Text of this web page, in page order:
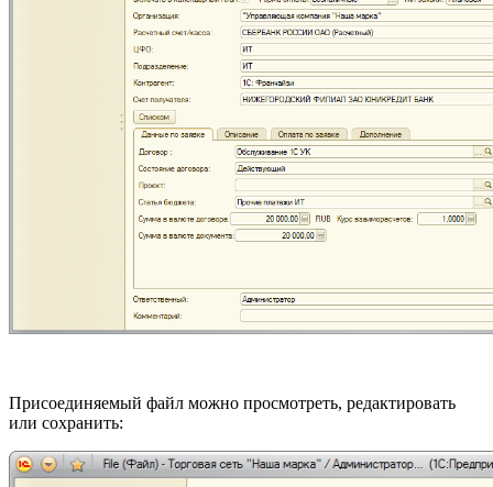
Присоединяемый файл можно просмотреть, редактировать
или сохранить: